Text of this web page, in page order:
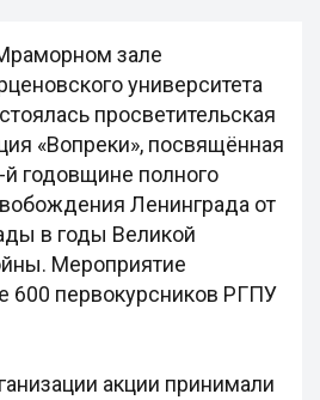
зале
университета
просветительская
«Вопреки», посвящённая
й годовщине полного
Ленинграда от
в годы Великой
Мероприятие
600 первокурсников РГПУ
акции принимали